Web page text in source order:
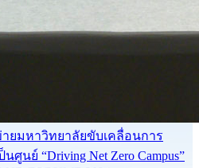
ยมหาวิทยาลัยขับเคลื่อนการ
นย์ “Driving Net Zero Campus”